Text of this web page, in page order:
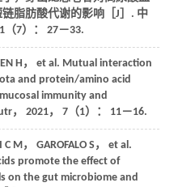
脂肪酸代谢的影响［J］. 中
（7）： 27－33.
H ， et al. Mutual interaction
and protein/amino acid
immunity and
， 2021， 7（1）： 11－16.
C M， GAROFALO S ， et al.
promote the effect of
on the gut microbiome and